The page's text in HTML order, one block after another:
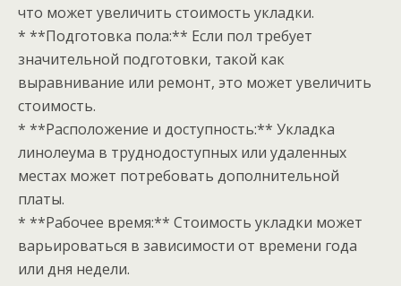
что может увеличить стоимость укладки.
* **Подготовка пола:** Если пол требует
значительной подготовки, такой как
выравнивание или ремонт, это может увеличить
стоимость.
* **Расположение и доступность:** Укладка
линолеума в труднодоступных или удаленных
местах может потребовать дополнительной
платы.
* **Рабочее время:** Стоимость укладки может
варьироваться в зависимости от времени года
или дня недели.